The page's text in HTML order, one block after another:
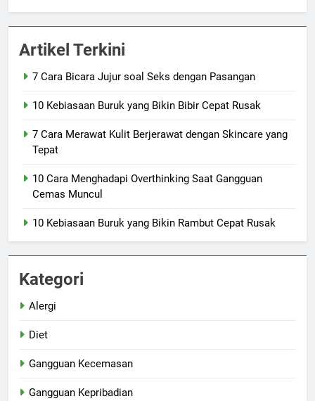
Artikel Terkini
7 Cara Bicara Jujur soal Seks dengan Pasangan
10 Kebiasaan Buruk yang Bikin Bibir Cepat Rusak
7 Cara Merawat Kulit Berjerawat dengan Skincare yang
Tepat
10 Cara Menghadapi Overthinking Saat Gangguan
Cemas Muncul
10 Kebiasaan Buruk yang Bikin Rambut Cepat Rusak
Kategori
Alergi
Diet
Gangguan Kecemasan
Gangguan Kepribadian